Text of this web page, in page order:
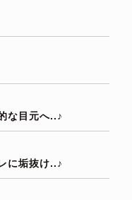
な目元へ..♪
に垢抜け..♪